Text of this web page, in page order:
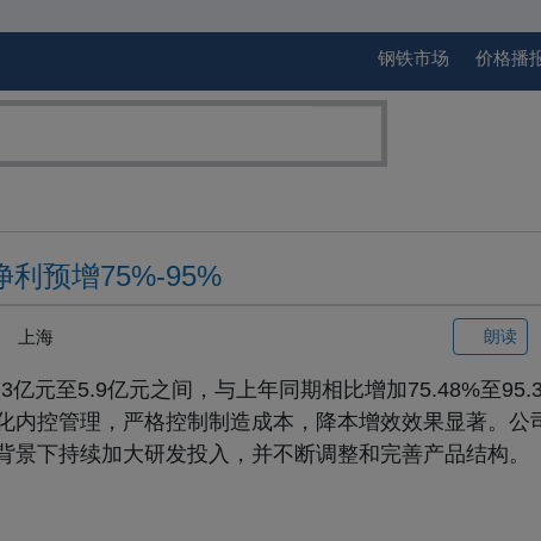
钢铁市场 价格播
利预增75%-95%
上海 朗读
亿元至5.9亿元之间，与上年同期相比增加75.48%至
内控管理，严格控制制造成本，降本增效效果显著。公
下持续加大研发投入，并不断调整和完善产品结构。